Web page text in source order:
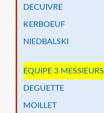
DECUIVRE
KERBOEUF
NIEDBALSKI
EQUIPE 3 MESSIEURS
DEGUETTE
MOILLET